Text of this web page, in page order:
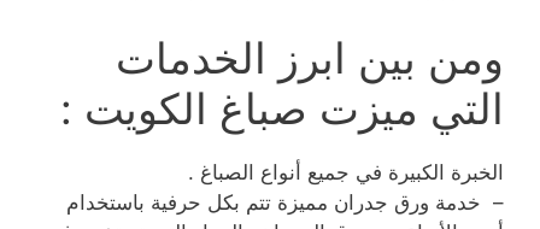
ومن بين ابرز الخدمات
التي ميزت صباغ الكويت :
الخبرة الكبيرة في جميع أنواع الصباغ .
– خدمة ورق جدران مميزة تتم بكل حرفية باستخدام